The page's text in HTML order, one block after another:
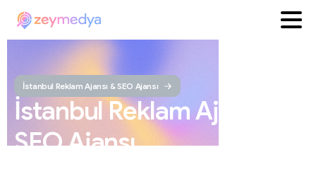
İstanbul Reklam Ajansı & SEO Ajansı
İstanbulReklamAjansı
SEOAjansı